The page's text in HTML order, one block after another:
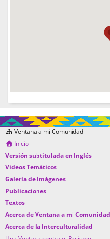
Ventana a mi Comunidad
Inicio
Versión subtitulada en Inglés
Videos Temáticos
Galería de Imágenes
Publicaciones
Textos
Acerca de Ventana a mi Comunidad
Acerca de la Interculturalidad